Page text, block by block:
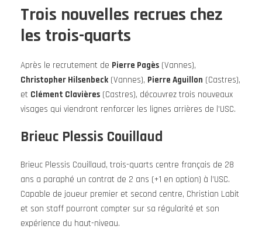
Trois nouvelles recrues chez
les trois-quarts
Après le recrutement de Pierre Pagès (Vannes),
Christopher Hilsenbeck (Vannes), Pierre Aguillon (Castres),
et Clément Clavières (Castres), découvrez trois nouveaux
visages qui viendront renforcer les lignes arrières de l’USC.
Brieuc Plessis Couillaud
Brieuc Plessis Couillaud, trois-quarts centre français de 28
ans a paraphé un contrat de 2 ans (+1 en option) à l’USC.
Capable de joueur premier et second centre, Christian Labit
et son staff pourront compter sur sa régularité et son
expérience du haut-niveau.